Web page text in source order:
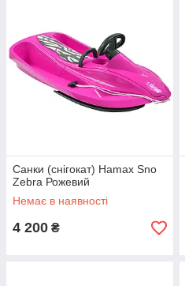
Санки (снігокат) Hamax Sno
Zebra Рожевий
Немає в наявності
4 200 ₴